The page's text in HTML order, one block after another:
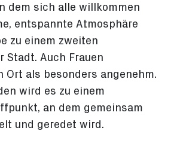
dem sich alle willkommen
entspannte Atmosphäre
zu einem zweiten
Stadt. Auch Frauen
Ort als besonders angenehm.
wird es zu einem
an dem gemeinsam
und geredet wird.